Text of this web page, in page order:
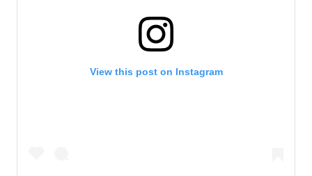
View this post on Instagram